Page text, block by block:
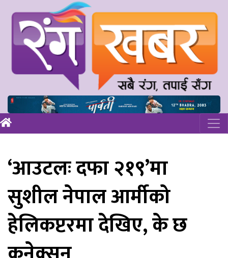
‘आउटलः दफा २१९’मा
सुशील नेपाल आर्मीको
हेलिकप्टरमा देखिए, के छ